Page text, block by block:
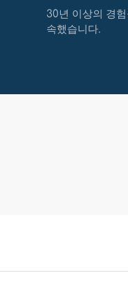
30년 이상의 경
속했습니다.